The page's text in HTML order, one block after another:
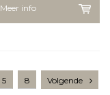
Meer info
5 8 Volgende